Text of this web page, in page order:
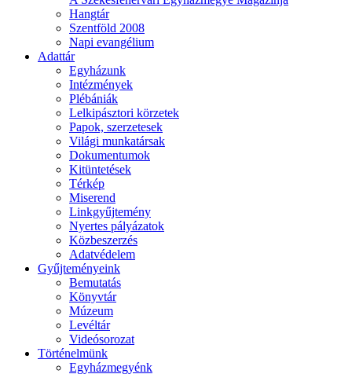
Hangtár
Szentföld 2008
Napi evangélium
Adattár
Egyházunk
Intézmények
Plébániák
Lelkipásztori körzetek
Papok, szerzetesek
Világi munkatársak
Dokumentumok
Kitüntetések
Térkép
Miserend
Linkgyűjtemény
Nyertes pályázatok
Közbeszerzés
Adatvédelem
Gyűjteményeink
Bemutatás
Könyvtár
Múzeum
Levéltár
Videósorozat
Történelmünk
Egyházmegyénk